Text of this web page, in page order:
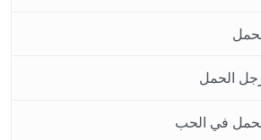
الحمل
في الحب